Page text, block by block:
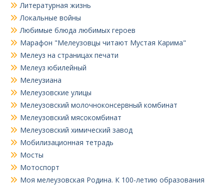
Литературная жизнь
Локальные войны
Любимые блюда любимых героев
Марафон "Мелеузовцы читают Мустая Карима"
Мелеуз на страницах печати
Мелеуз юбилейный
Мелеузиана
Мелеузовские улицы
Мелеузовский молочноконсервный комбинат
Мелеузовский мясокомбинат
Мелеузовский химический завод
Мобилизационная тетрадь
Мосты
Мотоспорт
Моя мелеузовская Родина. К 100-летию образования